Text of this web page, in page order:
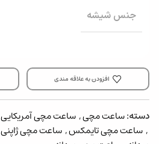
جنس شیشه
افزودن به علاقه مندی
دسته:ساعت مچی, ساعت مچی آمریکایی
, ساعت مچی تایمکس, ساعت مچی ژاپنی